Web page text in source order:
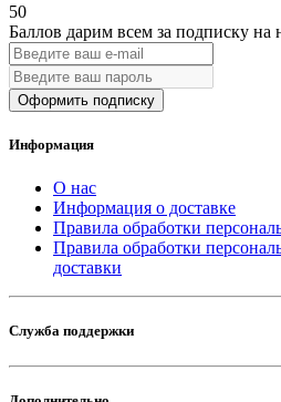
50
Баллов дарим всем за подписку на
Оформить подписку
Информация
О нас
Информация о доставке
Правила обработки
Правила обработки
доставки
Служба поддержки